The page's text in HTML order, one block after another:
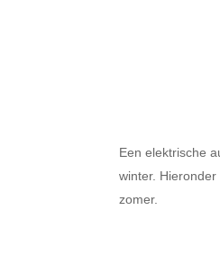
Een elektrische
winter.
zomer.